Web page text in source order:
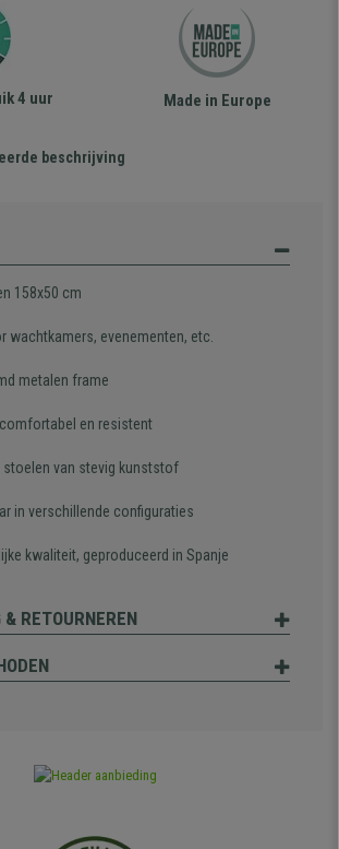
4 uur Made in Europe
beschrijving
158x50 cm
wachtkamers, evenementen, etc.
metalen frame
en resistent
stoelen van stevig kunststof
in verschillende configuraties
kwaliteit, geproduceerd in Spanje
RETOURNEREN